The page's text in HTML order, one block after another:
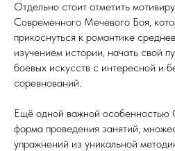
Отдельно стоит отметить
Современного Мечевого Боя,
прикоснуться к романтике
изучением истории, начать свой
боевых искусств с интересной и
соревнований.
Ещё одной важной особенностью
форма проведения занятий,
упражнений из уникальной